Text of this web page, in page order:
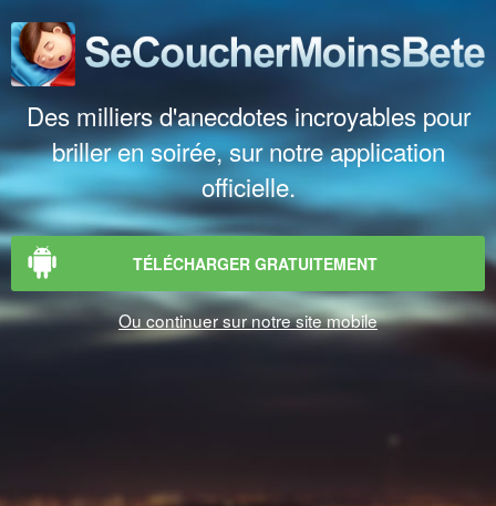
Des milliers d'anecdotes incroyables pour
briller en soirée, sur notre application
officielle.
TÉLÉCHARGER GRATUITEMENT
Ou continuer sur notre site mobile